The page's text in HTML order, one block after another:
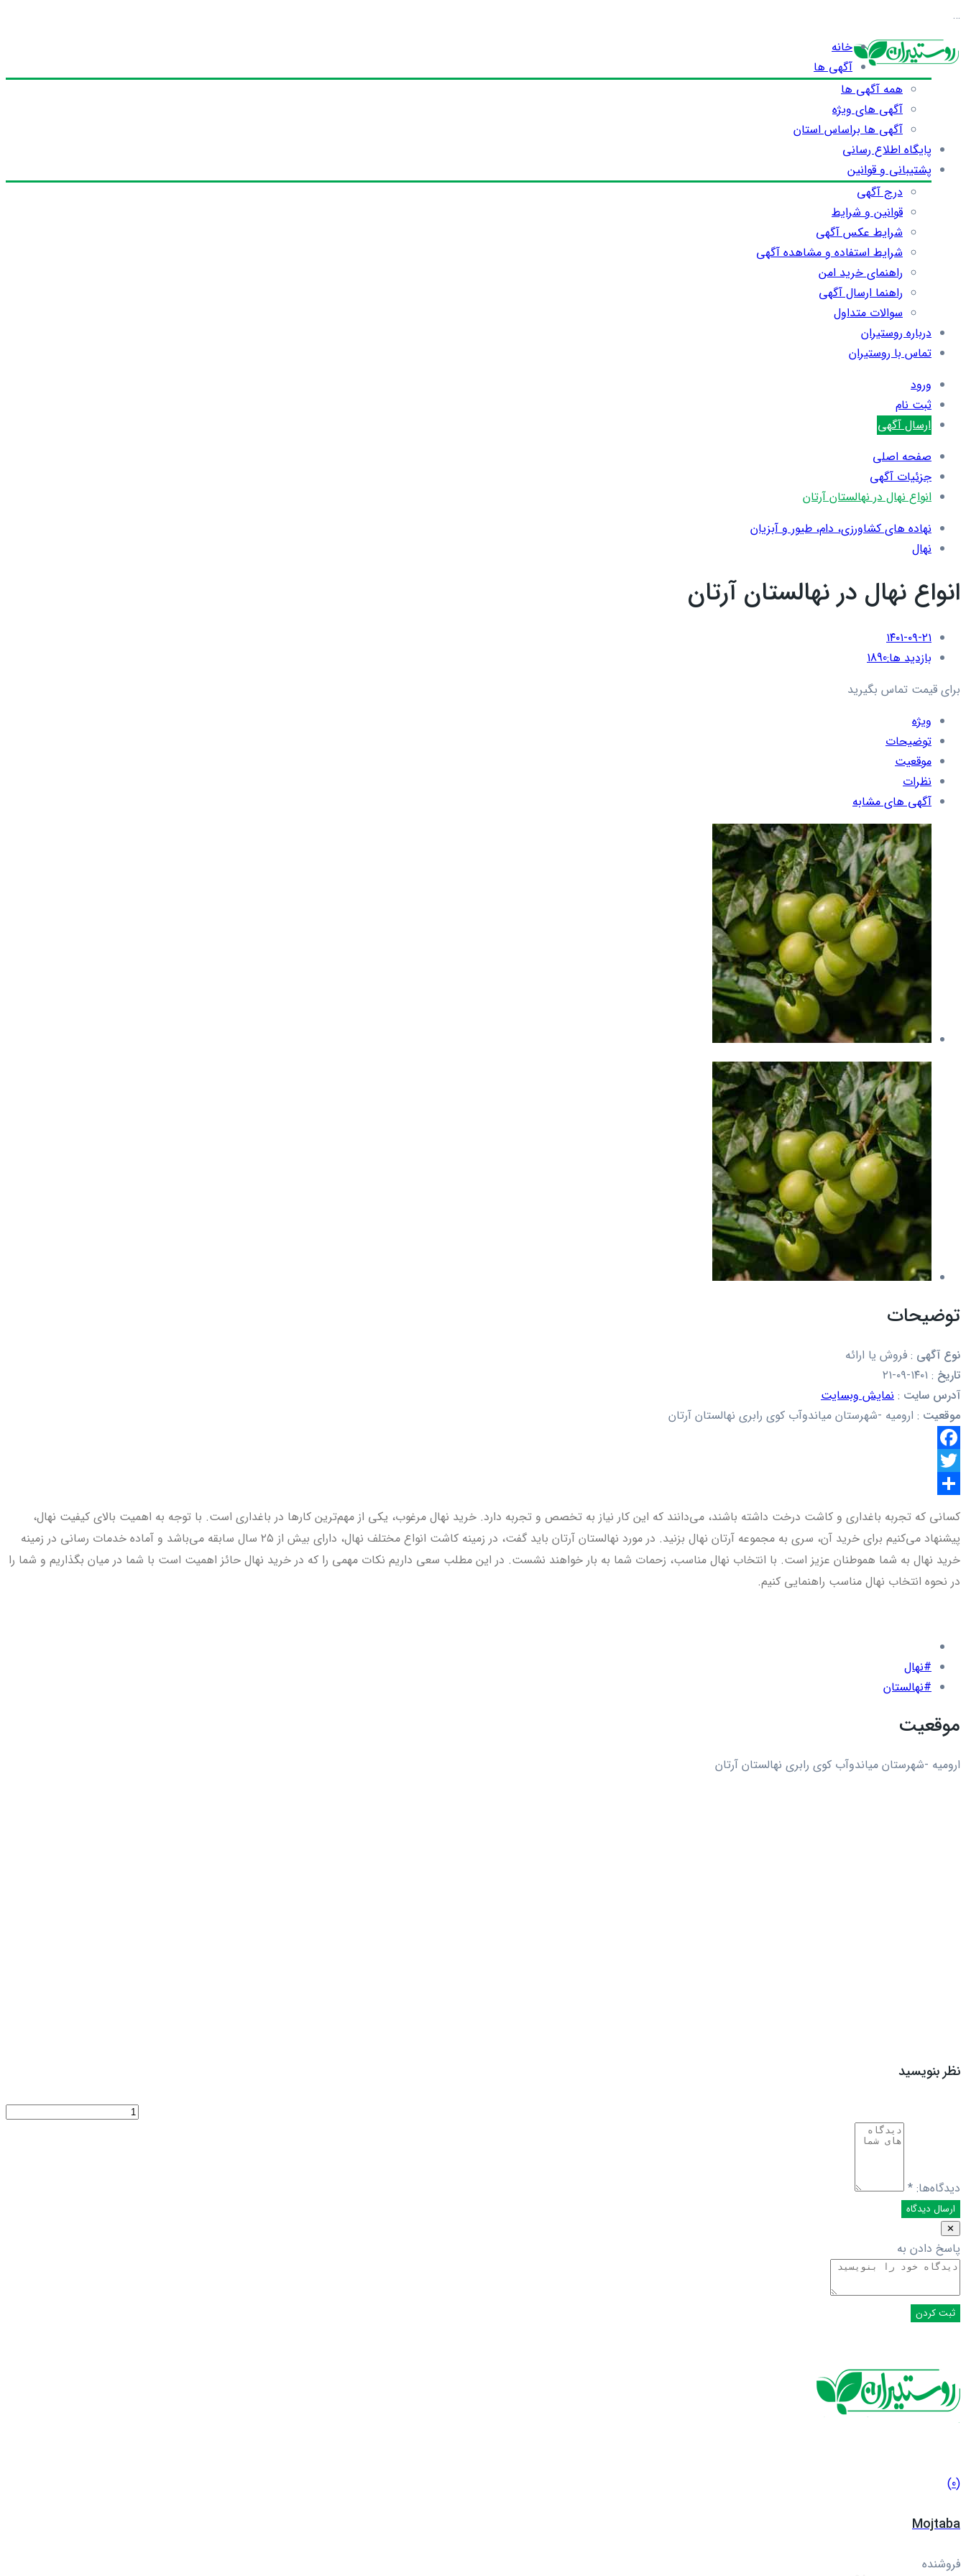
…
خانه
آگهی ها
همه آگهی ها
آگهی های ویژه
آگهی ها براساس استان
پایگاه اطلاع رسانی
پشتیبانی و قوانین
درج آگهی
قوانین و شرایط
شرایط عکس آگهی
شرایط استفاده و مشاهده آگهی
راهنمای خرید امن
راهنما ارسال آگهی
سوالات متداول
درباره روستیران
تماس با روستیران
ورود
ثبت نام
ارسال آگهی
صفحه اصلی
جزئیات آگهی
انواع نهال در نهالستان آرتان
نهاده های کشاورزی، دام، طيور و آبزيان
نهال
انواع نهال در نهالستان آرتان
۱۴۰۱-۰۹-۲۱
بازدید ها:1890
برای قیمت تماس بگیرید
ویژه
توضیحات
موقعیت
نظرات
آگهی های مشابه
توضیحات
نوع آگهی : فروش یا ارائه
تاریخ :
آدرس سایت : نمایش وبسایت
موقعیت : ارومیه -شهرستان میاندوآب کوی رابری نهالستان آرتان
Facebook
Twitter
گذاری
کسانی که تجربه باغداری و کاشت درخت داشته باشند، می‌دانند که این کار نیاز به تخصص و تجربه دارد. خرید نهال مرغوب، یکی از مهم‌ترین کارها در باغداری است. با توجه به اهمیت بالای کیفیت نهال،
پیشنهاد می‌کنیم برای خرید آن، سری به مجموعه آرتان نهال بزنید. در مورد نهالستان آرتان باید گفت، در زمینه کاشت انواع مختلف نهال، دارای بیش از ۲۵ سال سابقه می‌باشد و آماده خدمات رسانی در زمینه
خرید نهال به شما هموطنان عزیز است. با انتخاب نهال مناسب، زحمات شما به بار خواهند نشست. در این مطلب سعی داریم نکات مهمی را که در خرید نهال حائز اهمیت است با شما در میان بگذاریم و شما را
در نحوه انتخاب نهال مناسب راهنمایی کنیم.
#نهال
#نهالستان
موقعیت
ارومیه -شهرستان میاندوآب کوی رابری نهالستان آرتان
نظر بنویسید
دیدگاه‌ها: *
✕
پاسخ دادن به
(0)
Mojtaba
فروشنده